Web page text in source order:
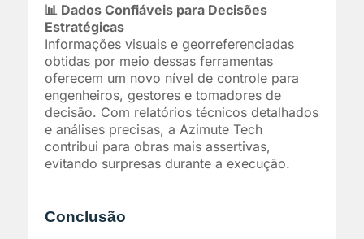
📊 Dados Confiáveis para Decisões
Estratégicas
Informações visuais e georreferenciadas
obtidas por meio dessas ferramentas
oferecem um novo nível de controle para
engenheiros, gestores e tomadores de
decisão. Com relatórios técnicos detalhados
e análises precisas, a Azimute Tech
contribui para obras mais assertivas,
evitando surpresas durante a execução.
Conclusão